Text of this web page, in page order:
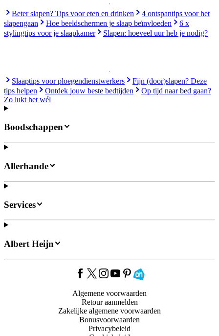
Beter slapen? Tips voor eten en drinken
4 ontspantips voor het
slapengaan
Hoe beeldschermen je slaap beïnvloeden
6 x
stylingtips voor je slaapkamer
Slapen: hoeveel uur heb je nodig?
Slaaptips voor ploegendienstwerkers
Fijn (door)slapen? Deze
tips helpen
Ontdek jouw beste bedtijden
Op tijd naar bed gaan?
Zo lukt het wél
Boodschappen
Allerhande
Services
Albert Heijn
Algemene voorwaarden
Retour aanmelden
Zakelijke algemene voorwaarden
Bonusvoorwaarden
Privacybeleid